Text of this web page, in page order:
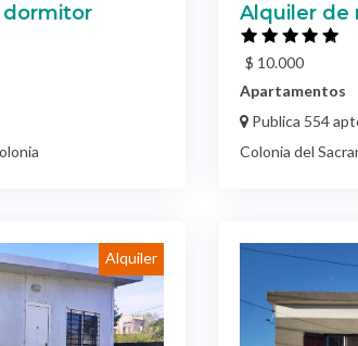
dormitor Alquiler de
$ 10.000
Apartamentos
Publica 554
Colonia del
Alquiler